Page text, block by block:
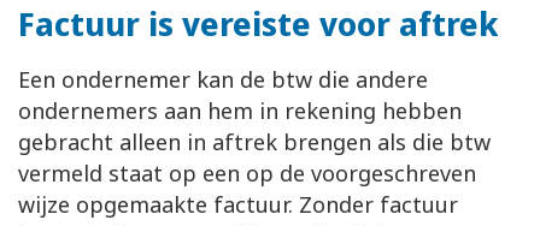
Factuur is vereiste voor aftrek
Een ondernemer kan de btw die andere
ondernemers aan hem in rekening hebben
gebracht alleen in aftrek brengen als die btw
vermeld staat op een op de voorgeschreven
wijze opgemaakte factuur. Zonder factuur